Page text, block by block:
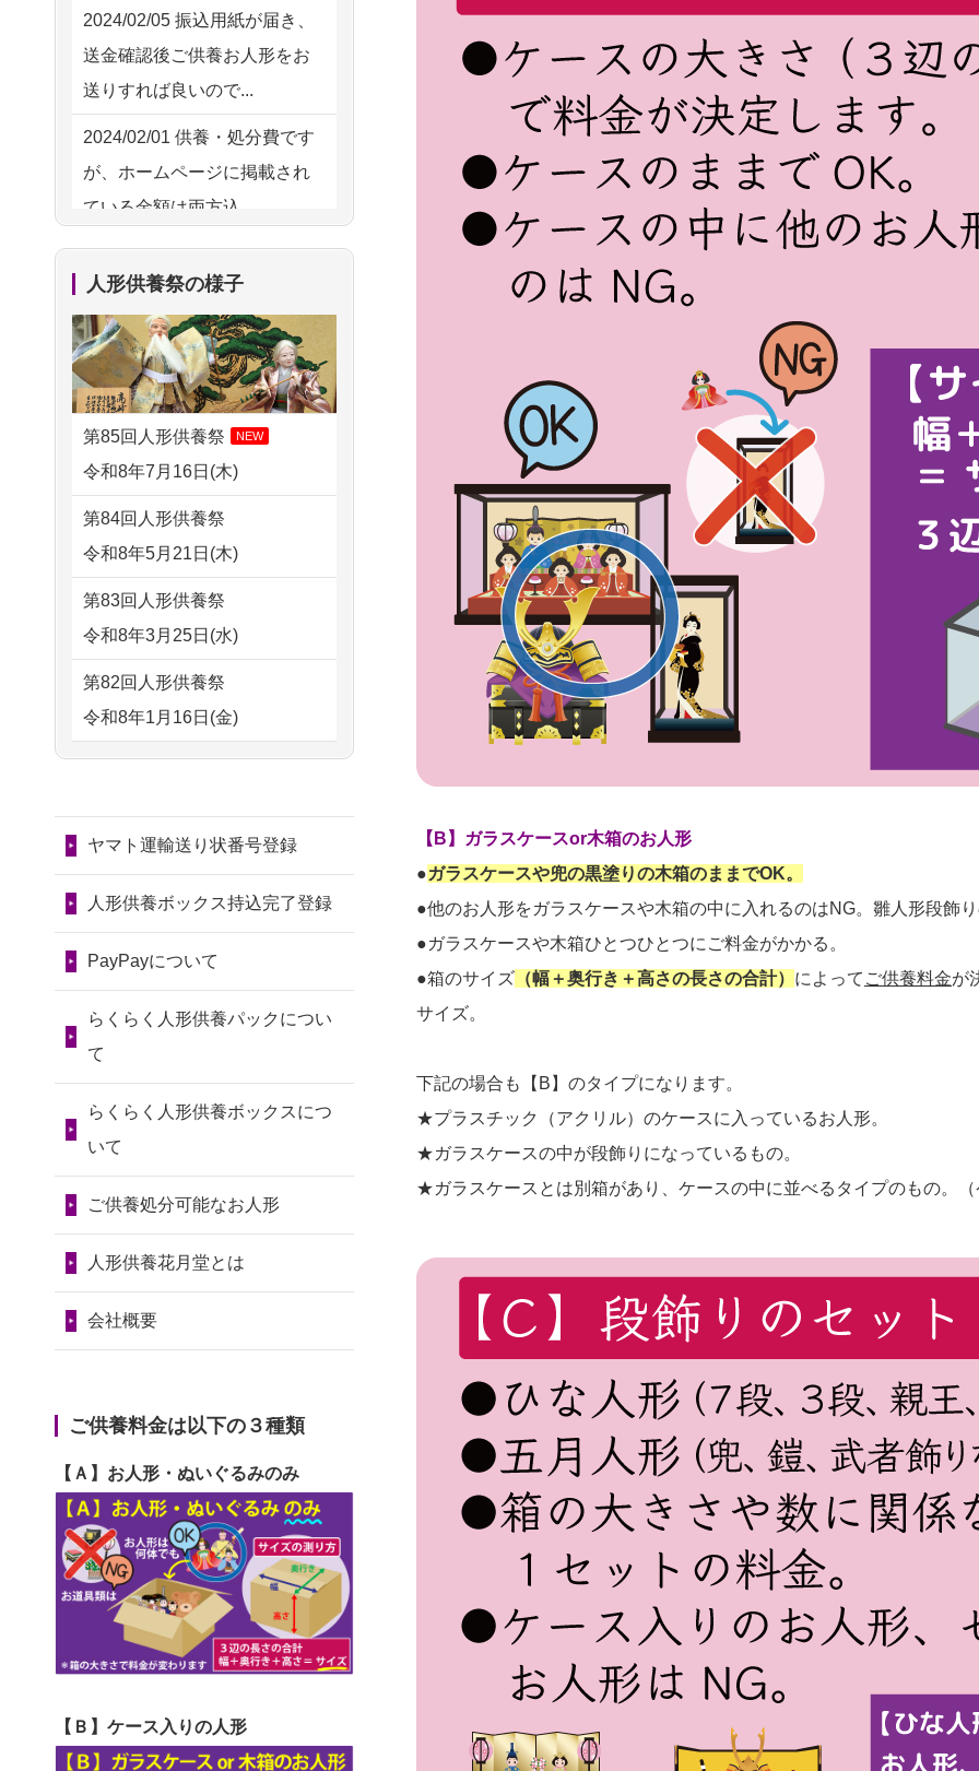
【B】ガラスケースor木箱のお人形
●ガラスケースや兜の黒塗りの木箱のままでOK。
●他のお人形をガラスケースや木箱の中に入れるのはNG。雛人形段飾
●ガラスケースや木箱ひとつひとつにご料金がかかる。
●箱のサイズ （幅＋奥行き＋高さの長さの合計） によって ご供養料金が
サイズ。
下記の場合も【B】のタイプになります。
★プラスチック（アクリル）のケースに入っているお人形。
★ガラスケースの中が段飾りになっているもの。
★ガラスケースとは別箱があり、ケースの中に並べるタイプのもの。
愛知県の方からお申込み
2026/08/02 18:47
虎ノ門の方からお申込み
2026/08/02 11:15
千葉県の方からお申込み
2026/08/02 10:39
2026/08/02 09:15
神奈川の方からお申込み
2026/08/02 06:46
相模原の方からお申込み
2026/08/01 19:28
東京都の方からお申込み
2026/08/01 17:10
東京都の方からお申込み
2026/08/01 11:07
さいたの方からお申込み
2026/07/31 17:28
栃木県の方からお申込み
東京都の方からお申込み
2026/07/31 08:41
2026/07/30 22:27
墨田区の方からお申込み
2026/07/30 15:59
供養の内容（料金
や送り方等）がとても丁寧に
説...
つい先日も利用さ
せていただきました。 手続...
人形をきちんと供養してくだ
2026/07/15 子供の頃から可愛
がってきた七段飾りの雛人形
2026/07/15 お客様の声を読
が...
達を、ちゃんと供養したく、
2026/07/10家から近かったの
で。
2026/07/08誰も住んでいない
実家の片付けを始めました。
...
2026/07/06 9年間自由が丘店を
見守ってくれてありがとう。
2026/07/05
しっかりとお人形
2026/06/30 長年大事にしてき
た雛人形です、供養していた
2026/06/29
一緒にお雛様を出しました。
お...
2026/06/28きちんと供養して
いただけると思ったので、お
ぐるみを供養いただいたこと
が...
2024/02/05 振込用紙が届き、
送金確認後ご供養お人形をお
送りすれば良いので...
2024/02/01 供養・処分費です
が、ホームページに掲載され
ている金額は両方込...
2024/01/27実家にある七段飾
りの雛人形を処分したいので
すが 母親が高齢...
2024/01/13剥製の供養・処分
をお願いできますか？
が？
供養・処分したいのですが、
お雛様とお内裏様だ...
2024/01/13供養申込みの後、
供養祭までお人形はどうなっ
てるのですか？
が、きちんと供養してもらえ
るのですか？
お願いできますか？
2024/01/13供養後の通知はも
らえますか？
人形以外はどうしてるのです
か？
人形はどうなるのでしょう
か？
しても良いですか？
人形供養祭の様子
第85回人形供養祭 NEW
令和8年7月16日(木)
第84回人形供養祭
令和8年5月21日(木)
第83回人形供養祭
令和8年3月25日(水)
第82回人形供養祭
令和8年1月16日(金)
第81回人形供養祭
第80回人形供養祭
第79回人形供養祭
令和7年8月2日(土)
第78回人形供養祭
令和7年6月20日(金)
第76回人形供養祭
令和7年2月28日(金)
第75回人形供養祭
令和7年1月17日(金)
第73回人形供養祭
第72回人形供養祭
令和6年9月9日(月)
第71回人形供養祭
令和6年8月1日(木)
第70回人形供養祭
第69回人形供養祭
ヤマト運輸送り状番号登録
人形供養ボックス持込完了登録
PayPayについて
らくらく人形供養パックについ
て
らくらく人形供養ボックスにつ
いて
ご供養処分可能なお人形
人形供養花月堂とは
会社概要
ご供養料金は以下の３種類
【Ａ】お人形・ぬいぐるみのみ
【Ｂ】ケース入りの人形